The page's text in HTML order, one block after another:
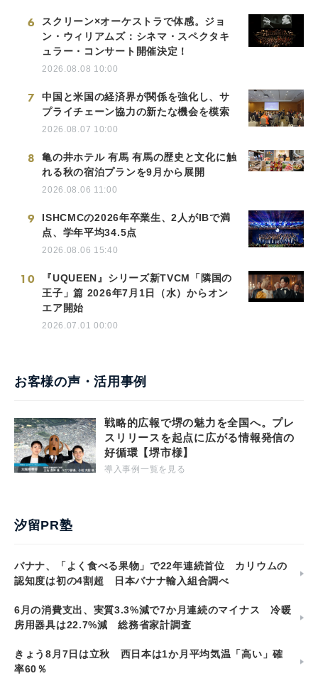
6
スクリーン×オーケストラで体感。ジョ
ン・ウィリアムズ：シネマ・スペクタキ
ュラー・コンサート開催決定！
2026.08.08 10:00
7
中国と米国の経済界が関係を強化し、サ
プライチェーン協力の新たな機会を模索
2026.08.07 10:00
8
亀の井ホテル 有馬 有馬の歴史と文化に触
れる秋の宿泊プランを9月から展開
2026.08.06 11:00
9
ISHCMCの2026年卒業生、2人がIBで満
点、学年平均34.5点
2026.08.06 15:40
10
『UQUEEN』シリーズ新TVCM「隣国の
王子」篇 2026年7月1日（水）からオン
エア開始
2026.07.01 00:00
お客様の声・活用事例
戦略的広報で堺の魅力を全国へ。プレ
スリリースを起点に広がる情報発信の
好循環【堺市様】
導入事例一覧を見る
汐留PR塾
バナナ、「よく食べる果物」で22年連続首位 カリウムの
認知度は初の4割超 日本バナナ輸入組合調べ
6月の消費支出、実質3.3%減で7か月連続のマイナス 冷暖
房用器具は22.7%減 総務省家計調査
きょう8月7日は立秋 西日本は1か月平均気温「高い」確
率60％